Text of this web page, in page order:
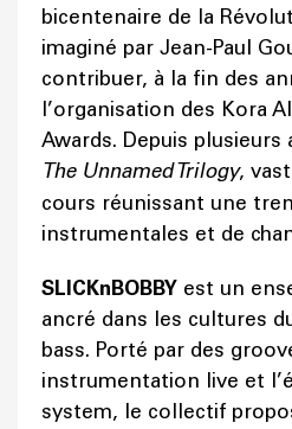
bicentenaire de la
imaginé par Jean-Paul
contribuer, à la fin des
l’organisation des Kora
Awards. Depuis plusieurs
The Unnamed Trilogy,
cours réunissant une
instrumentales et de
SLICKnBOBBY est un
ancré dans les cultures
bass. Porté par des
instrumentation live et
system, le collectif